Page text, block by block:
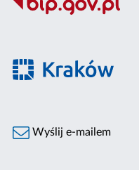
Wyślij e-mailem